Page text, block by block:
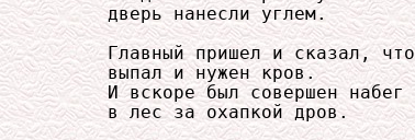
     дверь нанесли углем.
Главный пришел и сказал,
     выпал и нужен кров.
     И вскоре был совершен набег
     в лес за охапкой дров.